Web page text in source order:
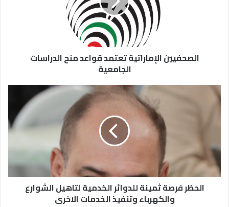
الصحفيين الإماراتية تعتمد قواعد منح الدراسات
الجامعية
الحظر فرصة ثمينة للدوائر الخدمية لتاهيل الشوارع
والكهرباء وتنفيذ الخدمات الاخرى